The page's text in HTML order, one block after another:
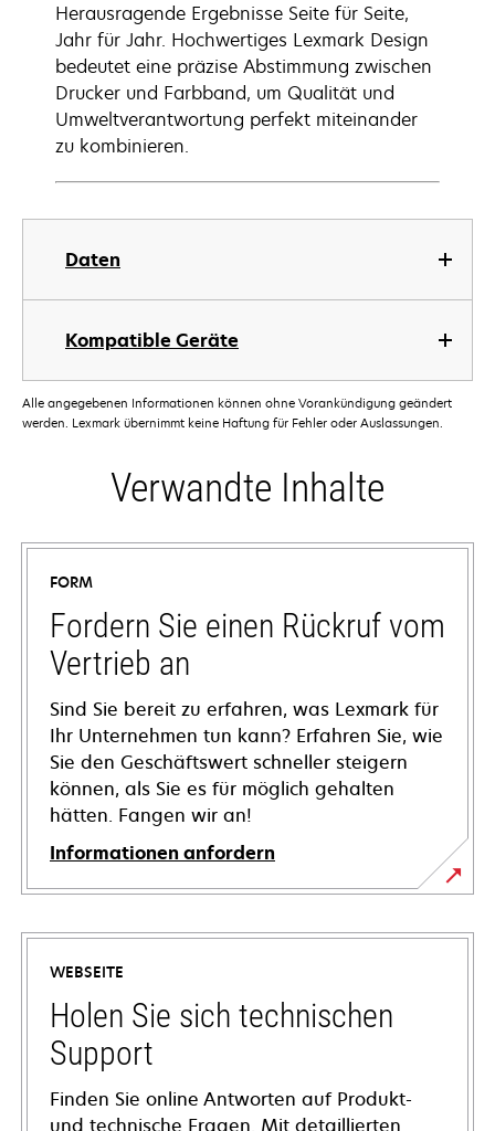
Daten
Kompatible Geräte
Herausragende Ergebnisse Seite für Seite,
Jahr für Jahr. Hochwertiges Lexmark Design
bedeutet eine präzise Abstimmung zwischen
Drucker und Farbband, um Qualität und
Umweltverantwortung perfekt miteinander
zu kombinieren.
Alle angegebenen Informationen können ohne Vorankündigung geändert
werden. Lexmark übernimmt keine Haftung für Fehler oder Auslassungen.
Verwandte Inhalte
FORM
Fordern Sie einen Rückruf vom
Vertrieb an
Sind Sie bereit zu erfahren, was Lexmark für
Ihr Unternehmen tun kann? Erfahren Sie, wie
Sie den Geschäftswert schneller steigern
können, als Sie es für möglich gehalten
hätten. Fangen wir an!
Informationen anfordern
WEBSEITE
Holen Sie sich technischen
Support
Finden Sie online Antworten auf Produkt-
und technische Fragen. Mit detaillierten